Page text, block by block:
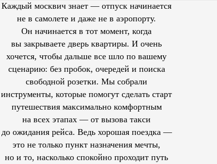
Каждый москвич знает — отпуск начинается
не в самолете и даже не в аэропорту.
Он начинается в тот момент, когда
вы закрываете дверь квартиры. И очень
хочется, чтобы дальше все шло по вашему
сценарию: без пробок, очередей и поиска
свободной розетки. Мы собрали
инструменты, которые помогут сделать старт
путешествия максимально комфортным
на всех этапах — от вызова такси
до ожидания рейса. Ведь хорошая поездка —
это не только пункт назначения мечты,
но и то, насколько спокойно проходит путь